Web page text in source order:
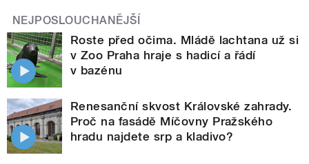
NEJPOSLOUCHANĚJŠÍ
Roste před očima. Mládě lachtana už si
v Zoo Praha hraje s hadicí a řádí
v bazénu
Renesanční skvost Královské zahrady.
Proč na fasádě Míčovny Pražského
hradu najdete srp a kladivo?